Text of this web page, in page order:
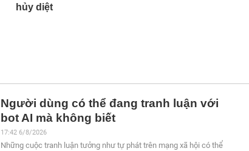
hủy diệt
Người dùng có thể đang tranh luận với
bot AI mà không biết
17:42 6/8/2026
Những cuộc tranh luận tưởng như tự phát trên mạng xã hội có thể